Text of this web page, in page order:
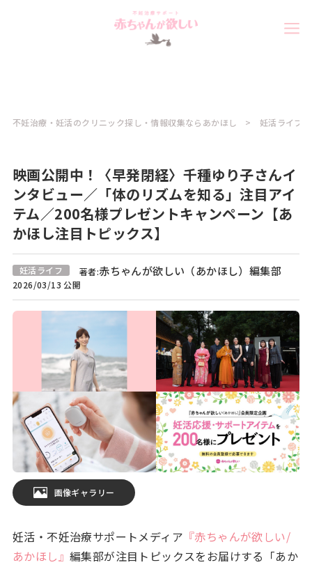
不妊治療・妊活のクリニック探し・情報収集ならあかほし 妊活ライフ
映画公開中！〈早発閉経〉千種ゆり子さんイ
ンタビュー／「体のリズムを知る」注目アイ
テム／200名様プレゼントキャンペーン【あ
かほし注目トピックス】
妊活ライフ 著者:赤ちゃんが欲しい（あかほし）編集部
2026/03/13 公開
画像ギャラリー
妊活・不妊治療サポートメディア 『赤ちゃんが欲しい/
あかほし』 編集部が注目トピックスをお届けする「あか